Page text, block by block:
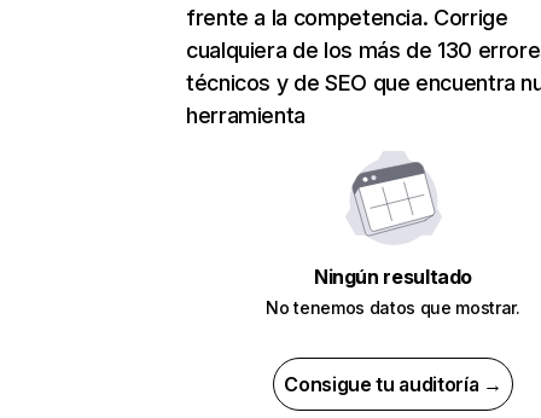
frente a la competencia. Corrige
cualquiera de los más de 130
técnicos y de SEO que encuentra
herramienta
Ningún resultado
No tenemos datos que mostrar.
Consigue tu auditoría →